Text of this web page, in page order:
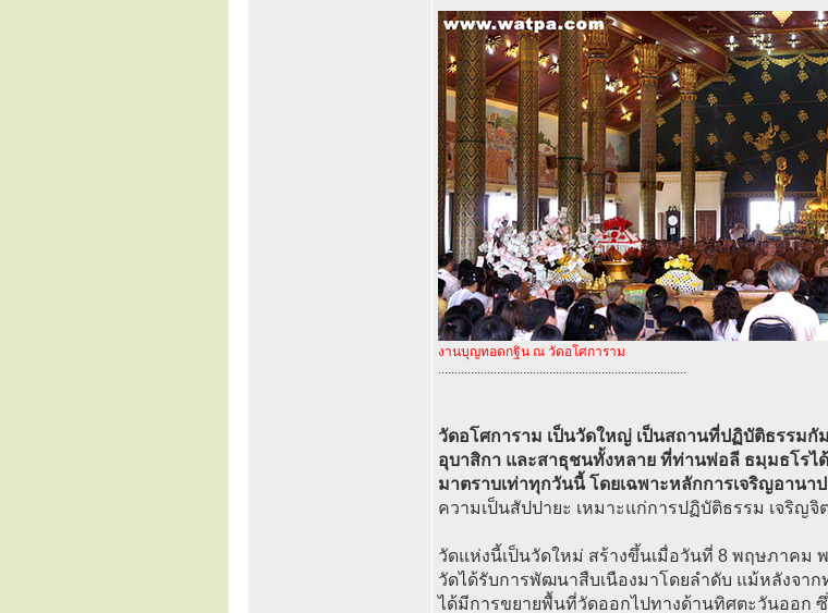
งานบุญทอดกฐิน ณ วัดอโศการาม
............................................................................
วัดอโศการาม เป็นวัดใหญ่ เป็นสถานที่ปฏิบัติธรรม
อุบาสิกา และสาธุชนทั้งหลาย ที่ท่านพ่อลี ธมฺมธโรไ
มาตราบเท่าทุกวันนี้ โดยเฉพาะหลักการเจริญอาน
ความเป็นสัปปายะ เหมาะแก่การปฏิบัติธรรม เจริญ
วัดแห่งนี้เป็นวัดใหม่ สร้างขึ้นเมื่อวันที่ 8 พฤษภาคม
วัดได้รับการพัฒนาสืบเนืองมาโดยลำดับ แม้หลังจา
ได้มีการขยายพื้นที่วัดออกไปทางด้านทิศตะวันออก